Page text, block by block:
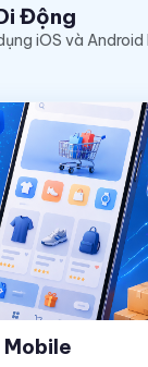
Động
iOS và
Mobile